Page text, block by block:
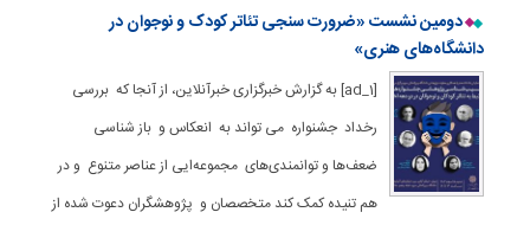
دومین نشست «ضرورت سنجی تئاتر کودک و نوجوان در
دانشگاه‌های هنری»
[ad_1] به گزارش خبرگزاری خبرآنلاین، از آنجا که بررسی
رخداد جشنواره می تواند به انعکاس و باز شناسی
ضعف‌ها و توانمندی‌های مجموعه‌ایی از عناصر متنوع و در
هم تنیده کمک کند متخصصان و پژوهشگران دعوت شده از